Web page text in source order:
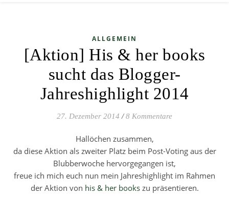
ALLGEMEIN
[Aktion] His & her books
sucht das Blogger-
Jahreshighlight 2014
27. Dezember 2014 / 8 Kommentare
Hallöchen zusammen,
da diese Aktion als zweiter Platz beim Post-Voting aus der
Blubberwoche hervorgegangen ist,
freue ich mich euch nun mein Jahreshighlight im Rahmen
der Aktion von his & her bookszu präsentieren.